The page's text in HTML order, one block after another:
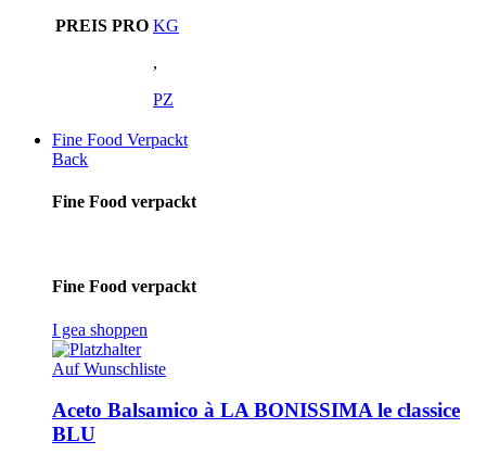
PREIS PRO KG
,
PZ
Fine Food Verpackt
Back
Fine Food verpackt
Fine Food verpackt
I gea shoppen
Auf Wunschliste
Aceto Balsamico à LA BONISSIMA le classice
BLU